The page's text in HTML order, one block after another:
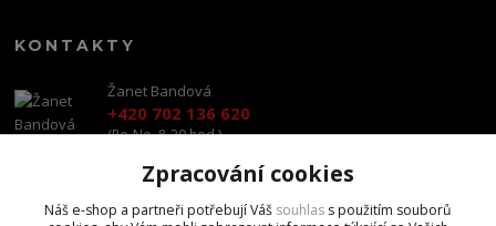
KONTAKTY
Žanet Bandová
+420 702 136 620
(Po-Ne, 8-20 hod.)
shop@brandscapital.cz
Zpracování cookies
Náš e-shop a partneři potřebují Váš souhlas s použitím souborů